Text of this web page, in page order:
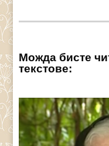
Можда бисте
текстове: